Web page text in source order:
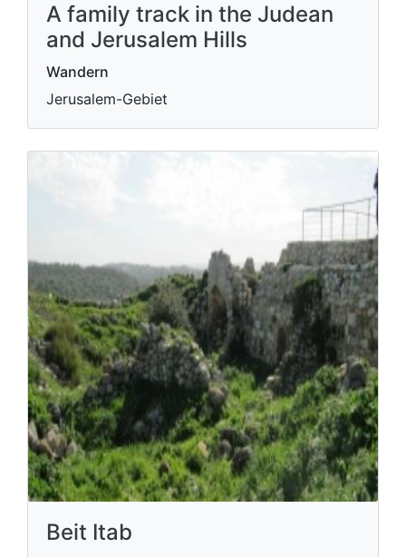
A family track in the Judean
and Jerusalem Hills
Wandern
Jerusalem-Gebiet
Beit Itab